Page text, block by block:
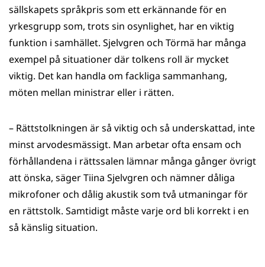
sällskapets språkpris som ett erkännande för en
yrkesgrupp som, trots sin osynlighet, har en viktig
funktion i samhället. Sjelvgren och Törmä har många
exempel på situationer där tolkens roll är mycket
viktig. Det kan handla om fackliga sammanhang,
möten mellan ministrar eller i rätten.
​– Rättstolkningen är så viktig och så underskattad, inte
minst arvodesmässigt. Man arbetar ofta ensam och
förhållandena i rättssalen lämnar många gånger övrigt
att önska, säger Tiina Sjelvgren och nämner dåliga
mikrofoner och dålig akustik som två utmaningar för
en rättstolk. Samtidigt måste varje ord bli korrekt i en
så känslig situation.